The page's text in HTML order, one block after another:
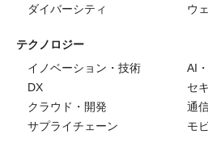
ダイバーシティ
ウ
テクノロジー
イノベーション・技術
AI
DX
セ
クラウド・開発
通
サプライチェーン
モ